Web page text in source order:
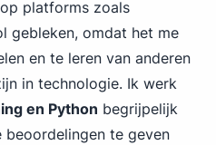
platforms zoals
gebleken, omdat het me
en te leren van anderen
in technologie. Ik werk
en Python begrijpelijk
te geven